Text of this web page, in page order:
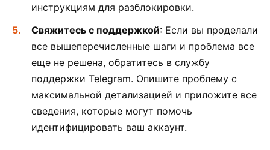
инструкциям для разблокировки.
Свяжитесь с поддержкой: Если вы проделали
все вышеперечисленные шаги и проблема все
еще не решена, обратитесь в службу
поддержки Telegram. Опишите проблему с
максимальной детализацией и приложите все
сведения, которые могут помочь
идентифицировать ваш аккаунт.